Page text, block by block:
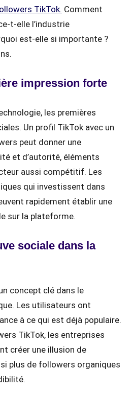
TikTok. Comment
t-elle l’industrie
est-elle si importante ?
impression forte
les premières
Un profil TikTok avec un
peut donner une
et d’autorité, éléments
aussi compétitif. Les
qui investissent dans
rapidement établir une
sur la plateforme.
sociale dans la
concept clé dans le
Les utilisateurs ont
à ce qui est déjà populaire.
TikTok, les entreprises
créer une illusion de
plus de followers organiques